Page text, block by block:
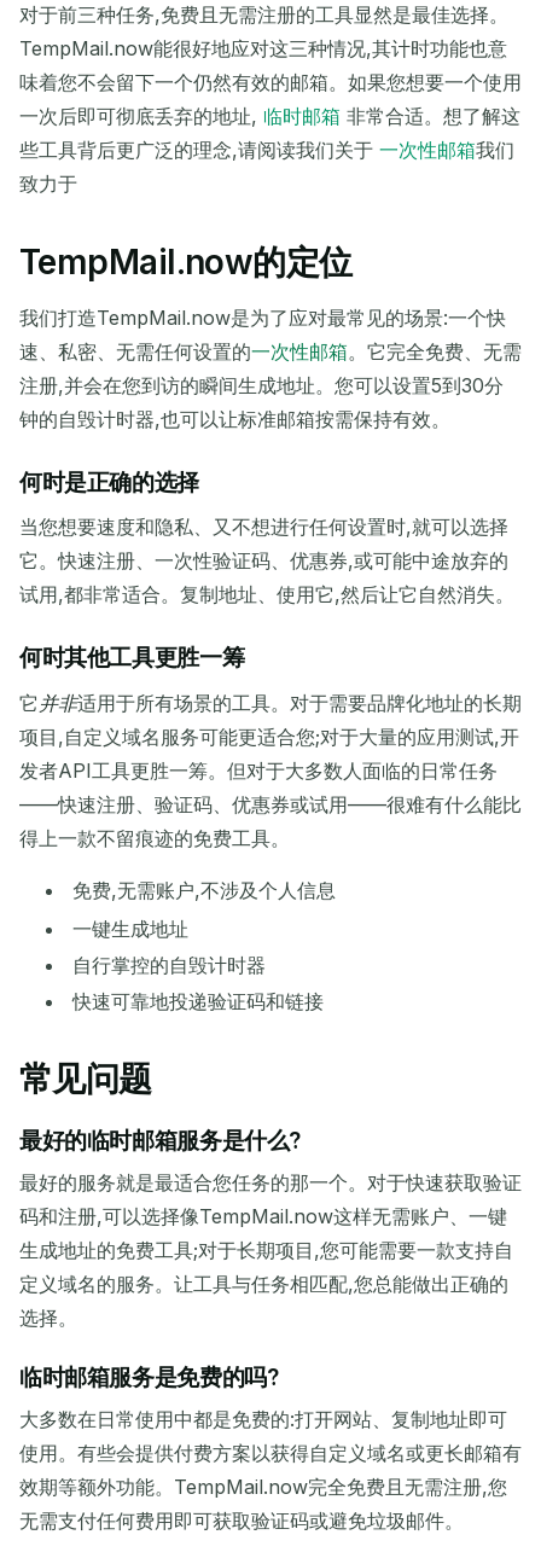
对于前三种任务,免费且无需注册的工具显然是最佳选择。
TempMail.now能很好地应对这三种情况,其计时功能也意
味着您不会留下一个仍然有效的邮箱。如果您想要一个使用
一次后即可彻底丢弃的地址, 临时邮箱 非常合适。想了解这
些工具背后更广泛的理念,请阅读我们关于 一次性邮箱我们
致力于
TempMail.now的定位
我们打造TempMail.now是为了应对最常见的场景:一个快
速、私密、无需任何设置的一次性邮箱。它完全免费、无需
注册,并会在您到访的瞬间生成地址。您可以设置5到30分
钟的自毁计时器,也可以让标准邮箱按需保持有效。
何时是正确的选择
当您想要速度和隐私、又不想进行任何设置时,就可以选择
它。快速注册、一次性验证码、优惠券,或可能中途放弃的
试用,都非常适合。复制地址、使用它,然后让它自然消失。
何时其他工具更胜一筹
它 并非适用于所有场景的工具。对于需要品牌化地址的长期
项目,自定义域名服务可能更适合您;对于大量的应用测试,开
发者API工具更胜一筹。但对于大多数人面临的日常任务
——快速注册、验证码、优惠券或试用——很难有什么能比
得上一款不留痕迹的免费工具。
免费,无需账户,不涉及个人信息
一键生成地址
自行掌控的自毁计时器
快速可靠地投递验证码和链接
常见问题
最好的临时邮箱服务是什么?
最好的服务就是最适合您任务的那一个。对于快速获取验证
码和注册,可以选择像TempMail.now这样无需账户、一键
生成地址的免费工具;对于长期项目,您可能需要一款支持自
定义域名的服务。让工具与任务相匹配,您总能做出正确的
选择。
临时邮箱服务是免费的吗?
大多数在日常使用中都是免费的:打开网站、复制地址即可
使用。有些会提供付费方案以获得自定义域名或更长邮箱有
效期等额外功能。TempMail.now完全免费且无需注册,您
无需支付任何费用即可获取验证码或避免垃圾邮件。